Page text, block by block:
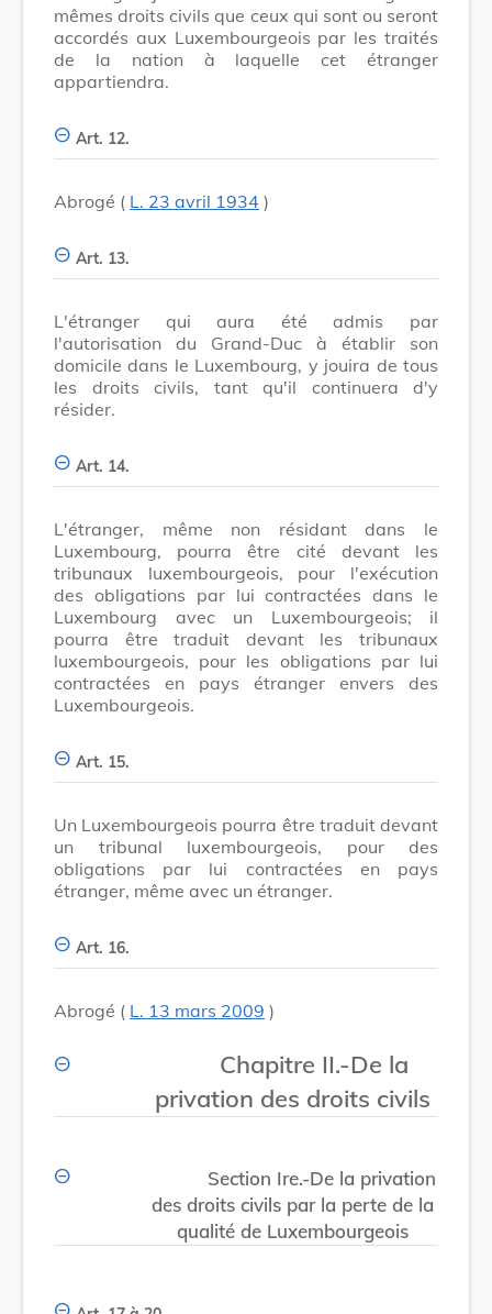
mêmes droits civils que ceux qui sont ou seront
accordés aux Luxembourgeois par les traités
de la nation à laquelle cet étranger
appartiendra.
Art. 12.
Abrogé ( L. 23 avril 1934 )
Art. 13.
L'étranger qui aura été admis par
l'autorisation du Grand-Duc à établir son
domicile dans le Luxembourg, y jouira de tous
les droits civils, tant qu'il continuera d'y
résider.
Art. 14.
L'étranger, même non résidant dans le
Luxembourg, pourra être cité devant les
tribunaux luxembourgeois, pour l'exécution
des obligations par lui contractées dans le
Luxembourg avec un Luxembourgeois; il
pourra être traduit devant les tribunaux
luxembourgeois, pour les obligations par lui
contractées en pays étranger envers des
Luxembourgeois.
Art. 15.
Un Luxembourgeois pourra être traduit devant
un tribunal luxembourgeois, pour des
obligations par lui contractées en pays
étranger, même avec un étranger.
Art. 16.
Abrogé ( L. 13 mars 2009 )
Chapitre II.-De la
privation des droits civils
Section Ire.-De la privation
des droits civils par la perte de la
qualité de Luxembourgeois